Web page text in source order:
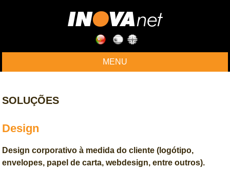
MENU
SOLUÇÕES
Design
Design corporativo à medida do cliente (logótipo,
envelopes, papel de carta, webdesign, entre outros).